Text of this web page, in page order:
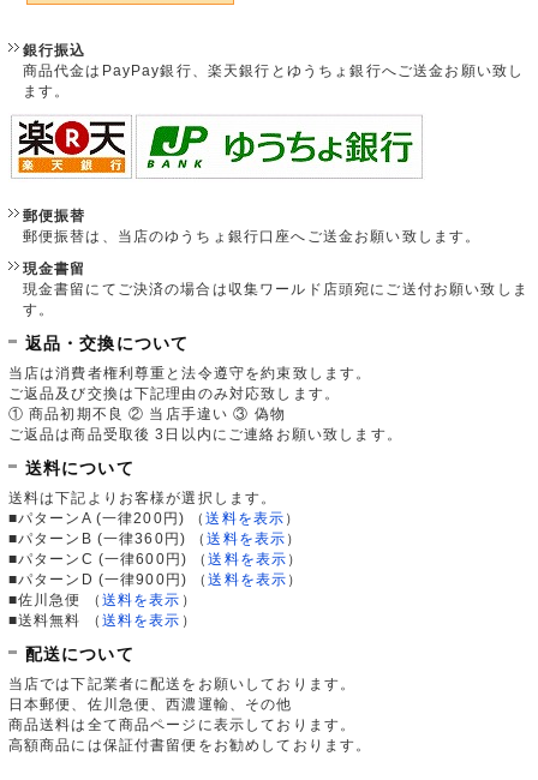
銀行振込
商品代金はPayPay銀行、楽天銀行とゆうちょ銀行へご送金お願い致し
ます。
郵便振替
郵便振替は、当店のゆうちょ銀行口座へご送金お願い致します。
現金書留
現金書留にてご決済の場合は収集ワールド店頭宛にご送付お願い致しま
す。
返品・交換について
当店は消費者権利尊重と法令遵守を約束致します。
ご返品及び交換は下記理由のみ対応致します。
① 商品初期不良 ② 当店手違い ③ 偽物
ご返品は商品受取後 3日以内にご連絡お願い致します。
送料について
送料は下記よりお客様が選択します。
■パターンA (一律200円)
（送料を表示 ）
■パターンB (一律360円)
（送料を表示 ）
■パターンC (一律600円)
（送料を表示 ）
■パターンD (一律900円)
（送料を表示 ）
■佐川急便
（ 送料を表示 ）
■送料無料
（ 送料を表示 ）
配送について
当店では下記業者に配送をお願いしております。
日本郵便、佐川急便、西濃運輸、その他
商品送料は全て商品ページに表示しております。
高額商品には保証付書留便をお勧めしております。